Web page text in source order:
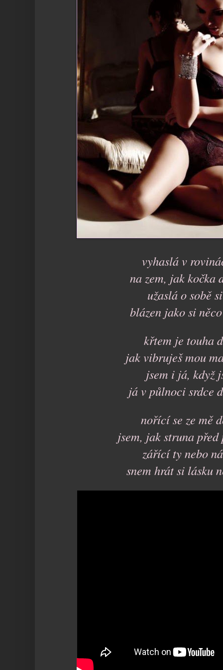
vyhaslá v
na zem, jak kočka
užaslá o sobě
blázen jako si
křtem je touha
jak vibruješ mou
jsem i já, když
já v půlnoci srdce
nořící se ze mě
jsem, jak struna
zářící ty nebo
snem hrát si lásku